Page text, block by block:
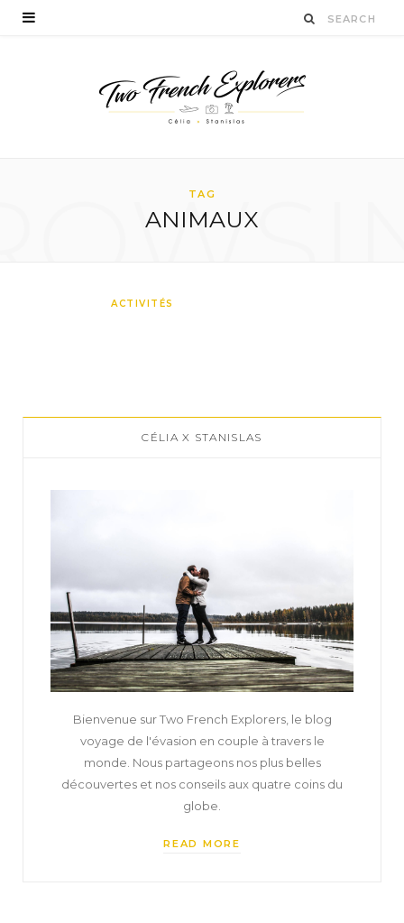
TAG
ANIMAUX
ACTIVITÉS
CÉLIA X STANISLAS
Bienvenue sur Two French Explorers, le blog
voyage de l'évasion en couple à travers le
monde. Nous partageons nos plus belles
découvertes et nos conseils aux quatre coins du
globe.
READ MORE